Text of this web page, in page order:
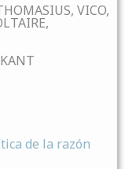
VICO,
de la razón